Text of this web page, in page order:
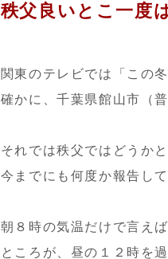
秩父良いとこ一度
関東のテレビでは「この
確かに、千葉県館山市（
それでは秩父ではどうか
今までにも何度か報告し
朝８時の気温だけで言え
ところが、昼の１２時を